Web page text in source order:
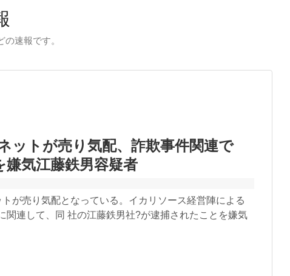
速報です。
ットが売り気配、詐欺事件関連で
嫌気江藤鉄男容疑者
が売り気配となっている。イカリソース経営陣による
関連して、同 社の江藤鉄男社?が逮捕されたことを嫌気